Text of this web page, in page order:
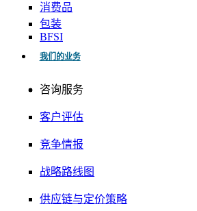
消费品
包装
BFSI
我们的业务
咨询服务
客户评估
竞争情报
战略路线图
供应链与定价策略